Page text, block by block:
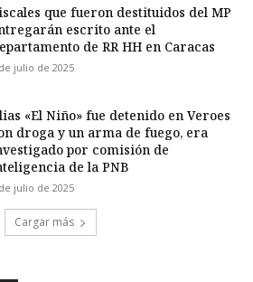
que fueron destituidos del MP
escrito ante el
de RR HH en Caracas
julio de 2025
«El Niño» fue detenido en Veroes
droga y un arma de fuego, era
por comisión de
de la PNB
julio de 2025
Cargar más